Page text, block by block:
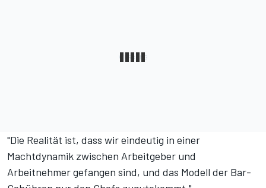
"Die Realität ist, dass wir eindeutig in einer
Machtdynamik zwischen Arbeitgeber und
Arbeitnehmer gefangen sind, und das Modell der Bar-